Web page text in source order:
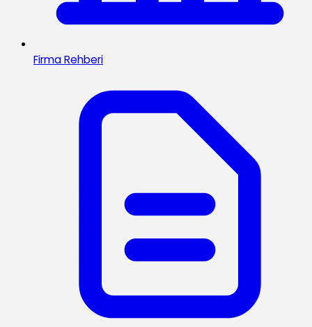
Firma Rehberi